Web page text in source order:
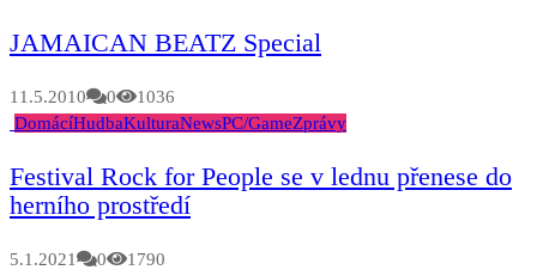
JAMAICAN BEATZ Special
11.5.2010 0
1036
DomácíHudbaKulturaNewsPC/GameZprávy
Festival Rock for People se v lednu přenese do
herního prostředí
5.1.2021 0
1790